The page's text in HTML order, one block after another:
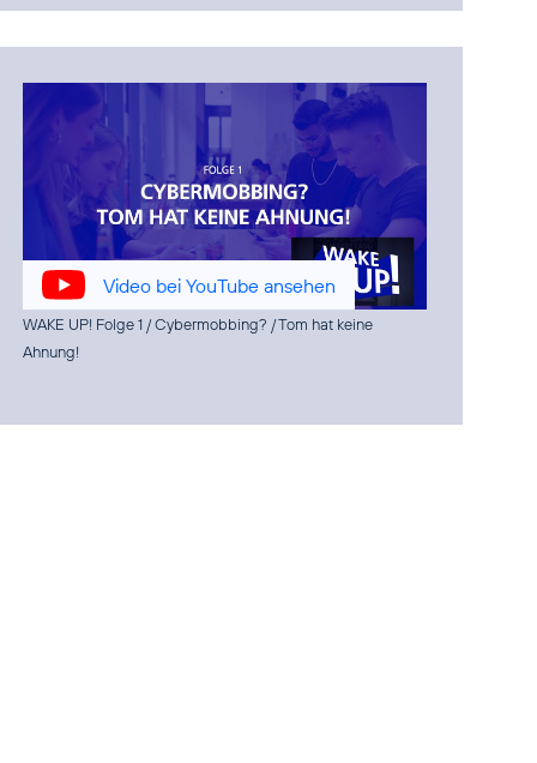
Video bei YouTube ansehen
WAKE UP! Folge 1 / Cybermobbing? / Tom hat keine
Ahnung!